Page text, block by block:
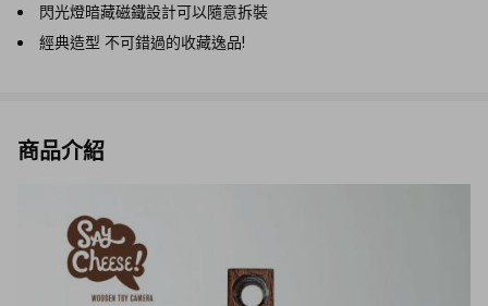
閃光燈暗藏磁鐵設計可以隨意拆裝
經典造型 不可錯過的收藏逸品!
商品介紹